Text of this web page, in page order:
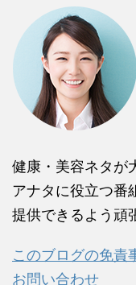
健康・美容ネタが
アナタに役立つ番
提供できるよう頑
このブログの免責
お問い合わせ